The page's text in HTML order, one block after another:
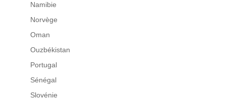
Namibie
Norvège
Oman
Ouzbékistan
Portugal
Sénégal
Slovénie